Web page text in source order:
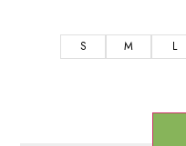
S M L